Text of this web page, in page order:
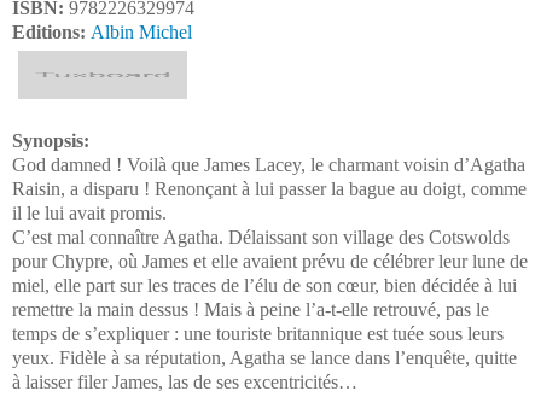
ISBN: 9782226329974
Editions: Albin Michel
Synopsis:
God damned ! Voilà que James Lacey, le charmant voisin d’Agatha
Raisin, a disparu ! Renonçant à lui passer la bague au doigt, comme
il le lui avait promis.
C’est mal connaître Agatha. Délaissant son village des Cotswolds
pour Chypre, où James et elle avaient prévu de célébrer leur lune de
miel, elle part sur les traces de l’élu de son cœur, bien décidée à lui
remettre la main dessus ! Mais à peine l’a-t-elle retrouvé, pas le
temps de s’expliquer : une touriste britannique est tuée sous leurs
yeux. Fidèle à sa réputation, Agatha se lance dans l’enquête, quitte
à laisser filer James, las de ses excentricités…